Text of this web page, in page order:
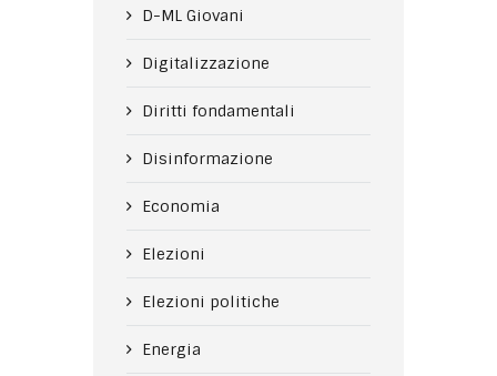
D-ML Giovani
Digitalizzazione
Diritti fondamentali
Disinformazione
Economia
Elezioni
Elezioni politiche
Energia